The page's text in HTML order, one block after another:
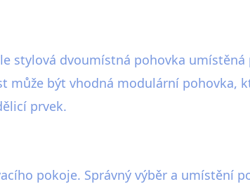
stylová dvoumístná pohovka
být vhodná modulární pohovka,
prvek.
pokoje. Správný výběr a umístění